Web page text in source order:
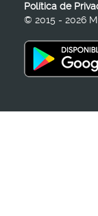
Política de
© 2015 - 2026